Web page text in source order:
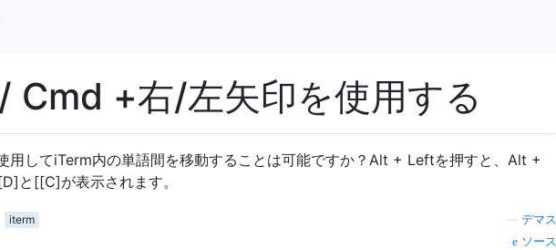
Cmd +右/左矢印を使用する
用してiTerm内の単語間を移動することは可能ですか？Alt + Leftを押すと、Alt +
と[[C]が表示されます。
iterm
デマス
ソース